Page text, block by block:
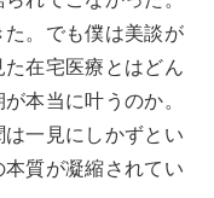
た。でも僕は美談が
在宅医療とはどん
本当に叶うのか。
一見にしかずとい
質が凝縮されてい